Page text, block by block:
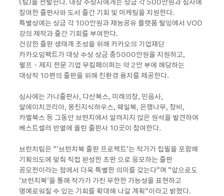
참여한 출판사와 도서 출간 기회 및 마케팅을 지원한다.
특별상에는 상금 각 100만원과 재능공유 플랫폼 탈잉에서 VOD
강의 제작과 출간 기회를 부여한다.
건강한 출판 생태계 조성을 위해 카카오의 기업재단
카카오임팩트가 대상 수상 상금 총5000만원을 지원하고,
펄프・제지 전문 기업 무림페이퍼는 약 2만 부에 해당하는
대상작 10편의 출판을 위해 친환경 용지를 제공한다.
심사에는 가나출판사, 다산북스, 미래의창, 민음사,
알에이치코리아, 웅진지식하우스, 웨일북, 은행나무, 창비,
카멜북스 등 그동안 브런치에서 알려지지 않은 원석을 발견하여
베스트셀러 반열에 올린 출판사 10곳이 참여한다.
브런치팀은 “'브런치북 출판 프로젝트’는 작가가 집필을 포함해
기획의도에 맞춰 직접 완성한 초판 으로 응모하는 출판
공모전이라는 점에서 더욱 특별한 의미를 갖는다”며 “앞으로도
'브런치북'을 통해 작가가 가진 무한한 가능성을 표현하고
명예로워질 수 있는 기회를 확대해 나갈 계획”이라고 밝혔다.